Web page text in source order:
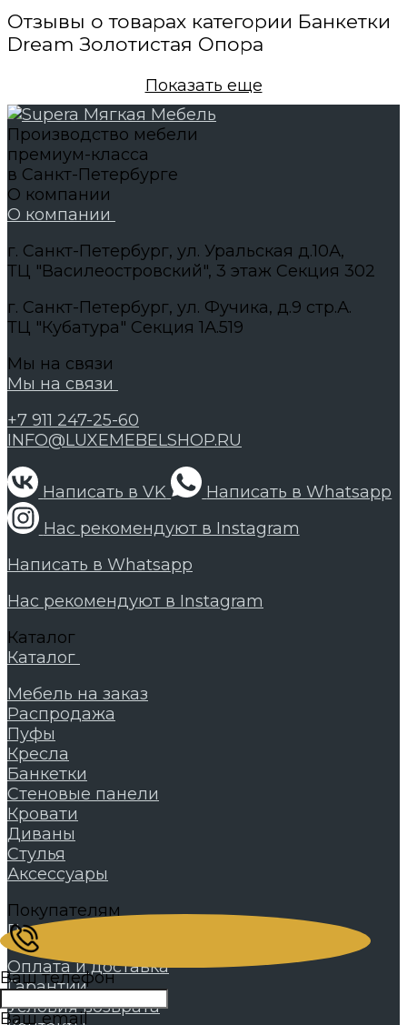
Отзывы о товарах категории Банкетки
Dream Золотистая Опора
Показать еще
Производство мебели
премиум-класса
в Санкт-Петербурге
О компании
О компании
г. Санкт-Петербург, ул. Уральская д.10А,
ТЦ "Василеостровский", 3 этаж Секция 302
г. Санкт-Петербург, ул. Фучика, д.9 стр.А.
ТЦ "Кубатура" Секция 1А.519
Мы на связи
Мы на связи
+7 911 247-25-60
INFO@LUXEMEBELSHOP.RU
Написать в VK
Написать в Whatsapp
Нас рекомендуют в Instagram
Написать в Whatsapp
Нас рекомендуют в Instagram
Каталог
Каталог
Мебель на заказ
Распродажа
Пуфы
Кресла
Банкетки
Стеновые панели
Кровати
Диваны
Стулья
Аксессуары
Покупателям
Покупателям
Оплата и доставка
Гарантии
Условия возврата
Ваш телефон
Ваш email